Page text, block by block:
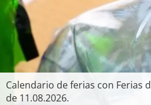
Calendario de ferias con Ferias
de 11.08.2026.